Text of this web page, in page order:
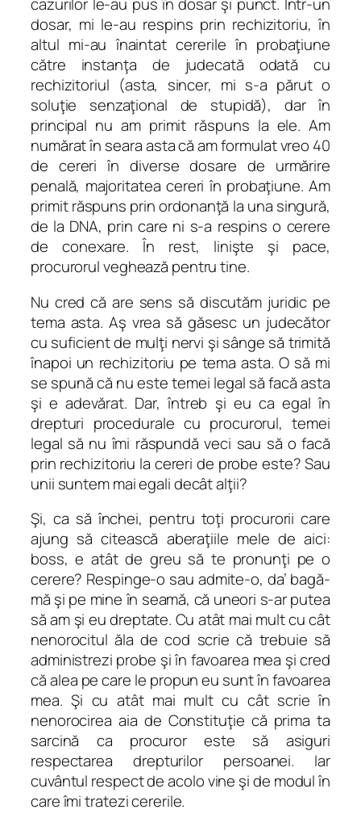
cazurilor le-au pus în dosar şi punct. Într-un
dosar, mi le-au respins prin rechizitoriu, în
altul mi-au înaintat cererile în probaţiune
către instanţa de judecată odată cu
rechizitoriul (asta, sincer, mi s-a părut o
soluţie senzaţional de stupidă), dar în
principal nu am primit răspuns la ele. Am
numărat în seara asta că am formulat vreo 40
de cereri în diverse dosare de urmărire
penală, majoritatea cereri în probaţiune. Am
primit răspuns prin ordonanţă la una singură,
de la DNA, prin care ni s-a respins o cerere
de conexare. În rest, linişte şi pace,
procurorul veghează pentru tine.
Nu cred că are sens să discutăm juridic pe
tema asta. Aş vrea să găsesc un judecător
cu suficient de mulţi nervi şi sânge să trimită
înapoi un rechizitoriu pe tema asta. O să mi
se spună că nu este temei legal să facă asta
şi e adevărat. Dar, întreb şi eu ca egal în
drepturi procedurale cu procurorul, temei
legal să nu îmi răspundă veci sau să o facă
prin rechizitoriu la cereri de probe este? Sau
unii suntem mai egali decât alţii?
Şi, ca să închei, pentru toţi procurorii care
ajung să citească aberaţiile mele de aici:
boss, e atât de greu să te pronunţi pe o
cerere? Respinge-o sau admite-o, da’ bagă-
mă şi pe mine în seamă, că uneori s-ar putea
să am şi eu dreptate. Cu atât mai mult cu cât
nenorocitul ăla de cod scrie că trebuie să
administrezi probe şi în favoarea mea şi cred
că alea pe care le propun eu sunt în favoarea
mea. Şi cu atât mai mult cu cât scrie în
nenorocirea aia de Constituţie că prima ta
sarcină ca procuror este să asiguri
respectarea drepturilor persoanei. Iar
cuvântul respect de acolo vine şi de modul în
care îmi tratezi cererile.